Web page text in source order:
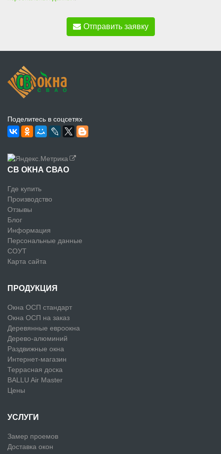
Отправить заявку
Поделитесь в соцсетях
СВ ОКНА СВАО
Где купить
Производство
Отзывы
Блог
Информация
Персональные данные
СОУТ
Карта сайта
ПРОДУКЦИЯ
Окна ОСП стандарт
Окна ОСП на заказ
Деревянные евроокна
Дерево-алюминий
Раздвижные окна
Интернет-магазин
Террасная доска
BALLU Air Master
Цены
УСЛУГИ
Замер проемов
Доставка окон